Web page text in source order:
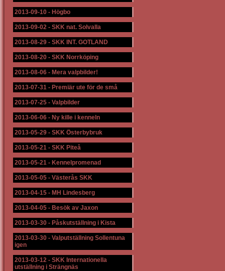
2013-09-10 - Högbo
2013-09-02 - SKK nat. Solvalla
2013-08-29 - SKK INT. GOTLAND
2013-08-20 - SKK Norrköping
2013-08-06 - Mera valpbilder!
2013-07-31 - Premiär ute för de små
2013-07-25 - Valpbilder
2013-06-06 - Ny kille i kenneln
2013-05-29 - SKK Österbybruk
2013-05-21 - SKK Piteå
2013-05-21 - Kennelpromenad
2013-05-05 - Västerås SKK
2013-04-15 - MH Lindesberg
2013-04-05 - Besök av Jaxon
2013-03-30 - Påskutställning i Kista
2013-03-30 - Valputställning Sollentuna
igen
2013-03-12 - SKK Internationella
utställning i Strängnäs